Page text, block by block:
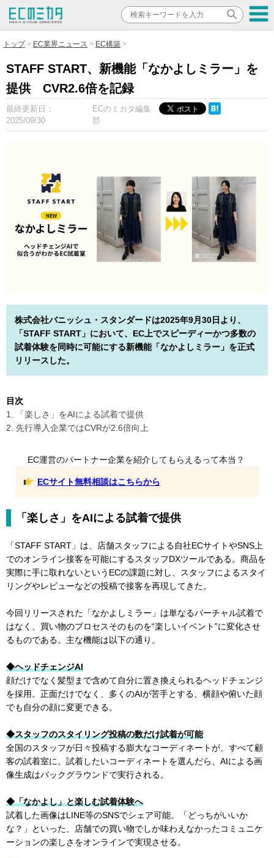
トップ EC業界ニュース EC構築
STAFF START、新機能「なかよしミラー」を
提供 CVR2.6倍を記録
最終更新日：
2025/09/30
ECのミカタ編集
部
株式会社バニッシュ・スタンダードは2025年9月30日より、
「STAFF START」において、EC上でスピーディーかつ多数の
試着体験を同時に可能にする新機能「なかよしミラー」を正式
リリースした。
目次
1. 「楽しさ」をAIによる試着で提供
2. 先行導入企業ではCVRが2.6倍向上
EC運営のパートナー企業を紹介してもらえるって本当？
ECサイト無料相談はこちらから
「楽しさ」をAIによる試着で提供
「STAFF START」は、店舗スタッフによる自社ECサイトやSNS上
でのオンライン接客を可能にするスタッフDXツールである。商品を
実際に手に取れないというECの課題に対し、スタッフによるスタイ
リングやレビューなどの投稿で接客を再現してきた。
今回リリースされた「なかよしミラー」は単なるバーチャル試着で
はなく、買い物のプロセスそのものを“楽しいイベント”に変化させ
るものである。主な機能は以下の通り。
◆ヘッドチェンジAI
顔だけでなく髪型まで含めて自分に置き換えられるヘッドチェンジ
を採用。正面だけでなく、多くのAIが苦手とする、横顔や俯いた顔
でも自分の顔に変更できる。
◆スタッフのスタイリング投稿の数だけ試着が可能
全国のスタッフが日々投稿する膨大なコーディネートが、すべて顧
客の試着室に。試着したいコーディネートを選んだら、AIによる画
像生成はバックグラウンドで実行される。
◆「なかよし」と楽しむ試着体験へ
試着した画像はLINE等のSNSでシェア可能。「どっちがいいか
な？」といった、店舗での買い物でしか味わえなかったコミュニケ
ーションの楽しさをオンラインで実現させる。